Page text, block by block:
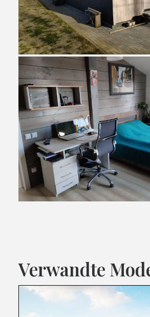
Verwandte